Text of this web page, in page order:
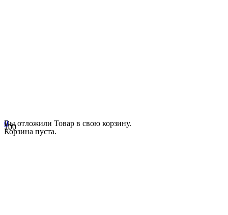
0
Вы отложили Товар в свою корзину.
Корзина пуста.